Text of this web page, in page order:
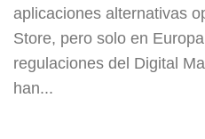
aplicaciones alternativas
Store, pero solo en
regulaciones del Digital
han...